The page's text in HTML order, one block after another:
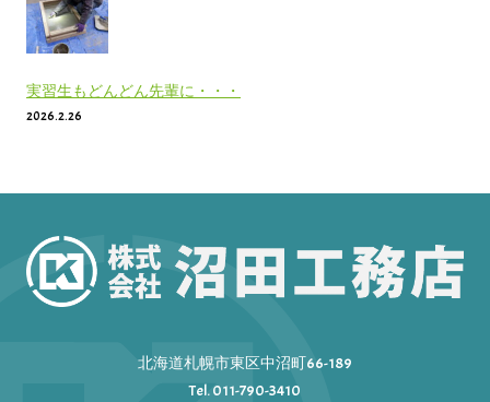
実習生もどんどん先輩に・・・
2026.2.26
北海道札幌市東区中沼町66-189
Tel. 011-790-3410